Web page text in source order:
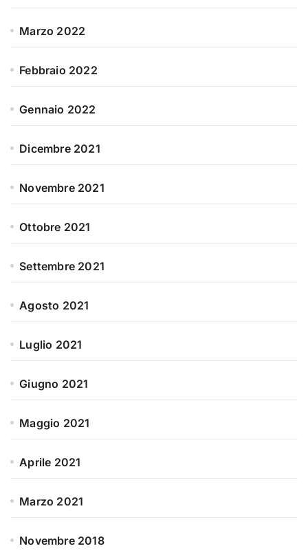
Marzo 2022
Febbraio 2022
Gennaio 2022
Dicembre 2021
Novembre 2021
Ottobre 2021
Settembre 2021
Agosto 2021
Luglio 2021
Giugno 2021
Maggio 2021
Aprile 2021
Marzo 2021
Novembre 2018